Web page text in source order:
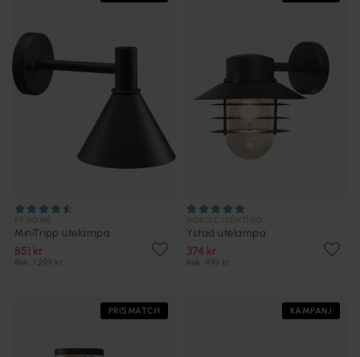
MiniTripp utelampa
851 kr
Rek. 1 299 kr
Ystad utelampa
374 kr
Rek. 499 kr
PRISMATCH KAMPANJ